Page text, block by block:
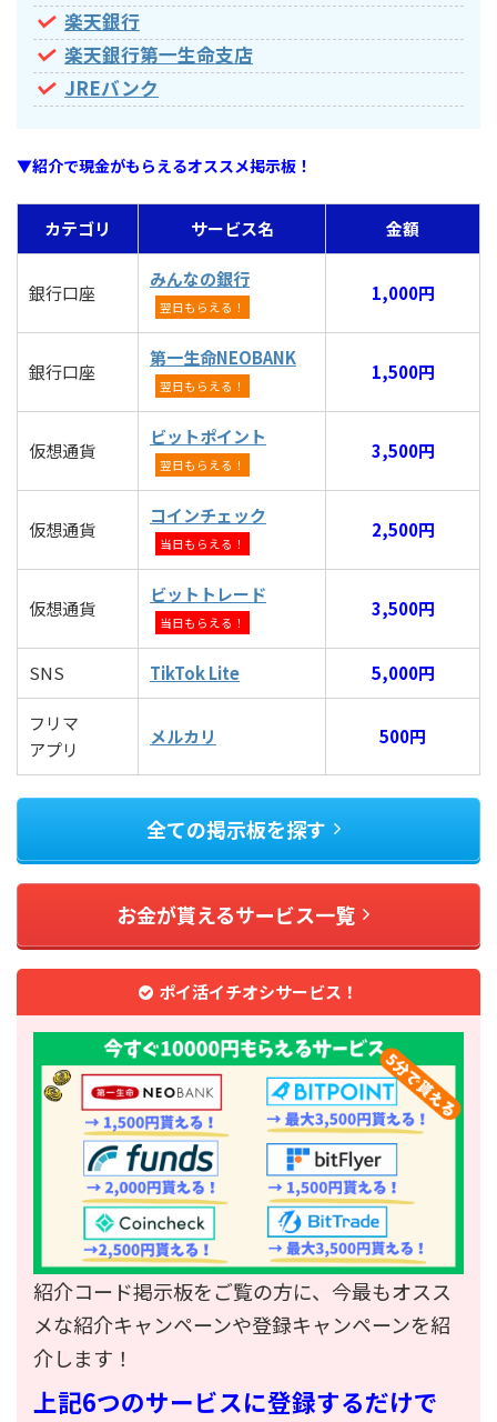
楽天銀行
楽天銀行第一生命支店
JREバンク
▼紹介で現金がもらえるオススメ掲示板！
カテゴリ サービス名 金額
銀行口座
みんなの銀行
翌日もらえる！
1,000円
銀行口座
第一生命NEOBANK
翌日もらえる！
1,500円
仮想通貨
ビットポイント
翌日もらえる！
3,500円
仮想通貨
コインチェック
当日もらえる！
2,500円
仮想通貨
ビットトレード
当日もらえる！
3,500円
SNS TikTok Lite 5,000円
フリマ
アプリ
メルカリ 500円
全ての掲示板を探す
お金が貰えるサービス一覧
ポイ活イチオシサービス！
紹介コード掲示板をご覧の方に、今最もオスス
メな紹介キャンペーンや登録キャンペーンを紹
介します！
上記6つのサービスに登録するだけで